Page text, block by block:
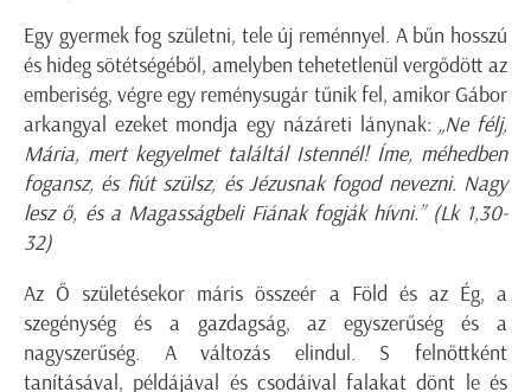
Egy gyermek fog születni, tele új reménnyel. A bűn hosszú
és hideg sötétségéből, amelyben tehetetlenül vergődött az
emberiség, végre egy reménysugár tűnik fel, amikor Gábor
arkangyal ezeket mondja egy názáreti lánynak: „Ne félj,
Mária, mert kegyelmet találtál Istennél! Íme, méhedben
fogansz, és fiút szülsz, és Jézusnak fogod nevezni. Nagy
lesz ő, és a Magasságbeli Fiának fogják hívni.” (Lk 1,30-
32)
Az Ő születésekor máris összeér a Föld és az Ég, a
szegénység és a gazdagság, az egyszerűség és a
nagyszerűség. A változás elindul. S felnőttként
tanításával, példájával és csodáival falakat dönt le és